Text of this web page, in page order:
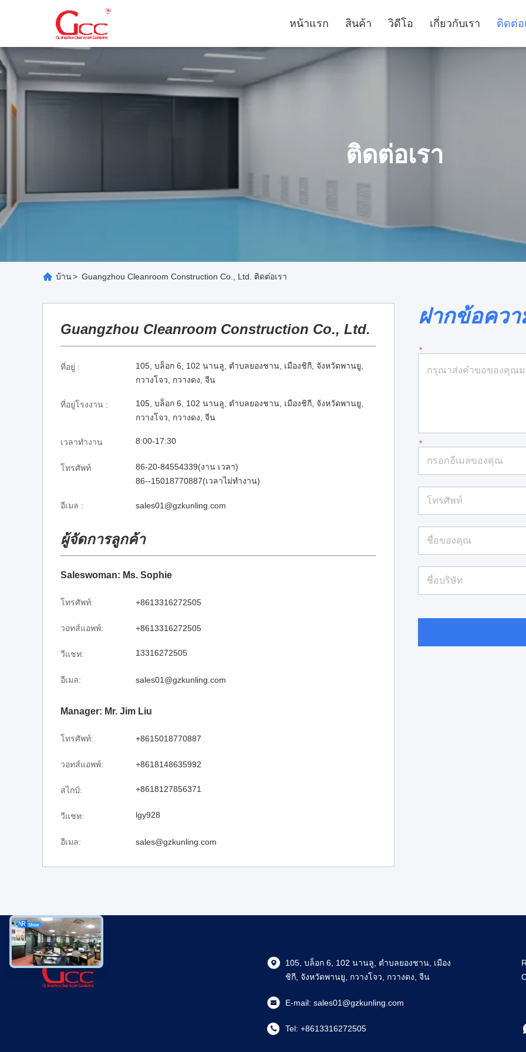
หน้าแรก สินค้า วิดีโอ เกี่ยวกับเรา ติดต่อ
ติดต่อเรา
บ้าน> Guangzhou Cleanroom Construction Co., Ltd. ติดต่อเรา
Guangzhou Cleanroom Construction Co., Ltd.
ที่อยู่ :
105, บล็อก 6, 102 นานลู, ตําบลยองชาน, เมืองชิกี, จังหวัดพานยู,
กวางโจว, กวางดง, จีน
ที่อยู่โรงงาน :
105, บล็อก 6, 102 นานลู, ตําบลยองชาน, เมืองชิกี, จังหวัดพานยู,
กวางโจว, กวางดง, จีน
เวลาทำงาน 8:00-17:30
โทรศัพท์
86-20-84554339(งาน เวลา)
86--15018770887(เวลาไม่ทำงาน)
อีเมล : sales01@gzkunling.com
ผู้จัดการลูกค้า
Saleswoman: Ms. Sophie
โทรศัพท์: +8613316272505
วอทส์แอพพ์: +8613316272505
วีแชท: 13316272505
อีเมล: sales01@gzkunling.com
Manager: Mr. Jim Liu
โทรศัพท์: +8615018770887
วอทส์แอพพ์: +8618148635992
สไกป์: +8618127856371
วีแชท: lgy928
อีเมล: sales@gzkunling.com
ฝากข้อควา
105, บล็อก 6, 102 นานลู, ตําบลยองชาน, เมือง
ชิกี, จังหวัดพานยู, กวางโจว, กวางดง, จีน
E-mail: sales01@gzkunling.com
Tel: +8613316272505